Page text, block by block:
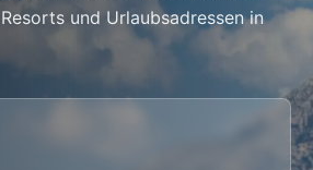
und Urlaubsadressen in